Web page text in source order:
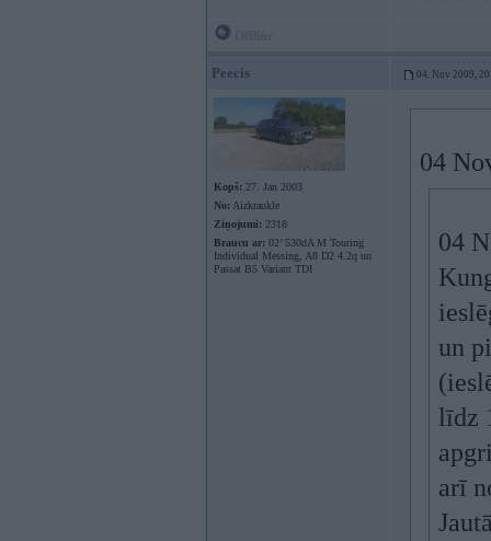
Peecis 04. Nov 2009,
Kopš: 27. Jan 2003
No: Aizkraukle
Ziņojumi: 2318
Braucu ar: 02’ 530dA M Touring
Individual Messing, A8 D2 4.2q un
Passat B5 Variant TDI
04
04
un
līdz
arī